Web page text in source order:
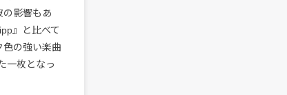
の影響もあ
』と比べて
色の強い楽曲
一枚となっ